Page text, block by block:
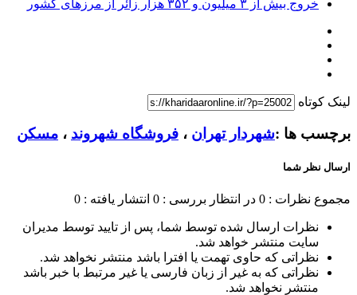
خروج بیش از ۳ میلیون و ۳۵۲ هزار زائر از مرزهای کشور
لینک کوتاه
برچسب ها :شهردار تهران ، فروشگاه شهروند ، مسکن
ارسال نظر شما
مجموع نظرات : 0 در انتظار بررسی : 0 انتشار یافته : 0
نظرات ارسال شده توسط شما، پس از تایید توسط مدیران
سایت منتشر خواهد شد.
نظراتی که حاوی تهمت یا افترا باشد منتشر نخواهد شد.
نظراتی که به غیر از زبان فارسی یا غیر مرتبط با خبر باشد
منتشر نخواهد شد.